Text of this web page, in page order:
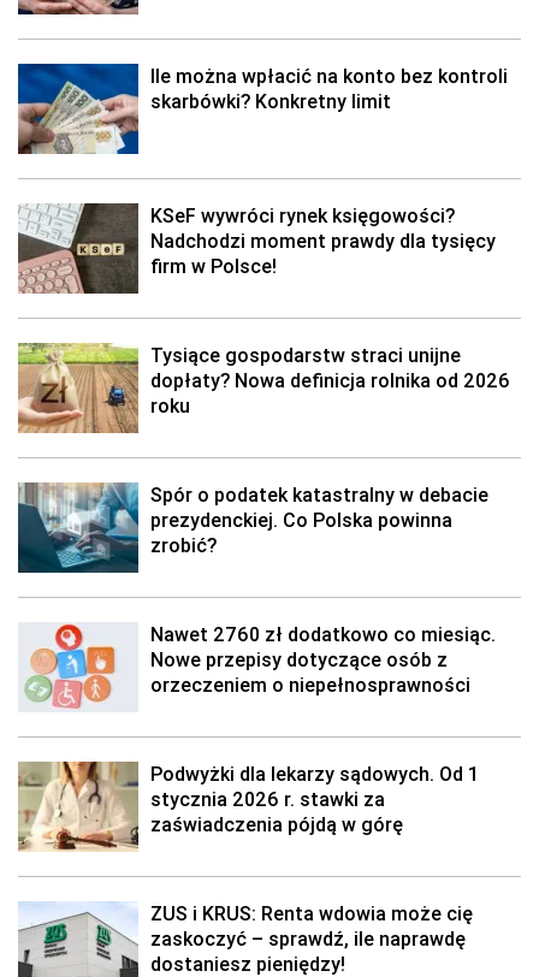
Ile można wpłacić na konto bez kontroli
skarbówki? Konkretny limit
KSeF wywróci rynek księgowości?
Nadchodzi moment prawdy dla tysięcy
firm w Polsce!
Tysiące gospodarstw straci unijne
dopłaty? Nowa definicja rolnika od 2026
roku
Spór o podatek katastralny w debacie
prezydenckiej. Co Polska powinna
zrobić?
Nawet 2760 zł dodatkowo co miesiąc.
Nowe przepisy dotyczące osób z
orzeczeniem o niepełnosprawności
Podwyżki dla lekarzy sądowych. Od 1
stycznia 2026 r. stawki za
zaświadczenia pójdą w górę
ZUS i KRUS: Renta wdowia może cię
zaskoczyć – sprawdź, ile naprawdę
dostaniesz pieniędzy!